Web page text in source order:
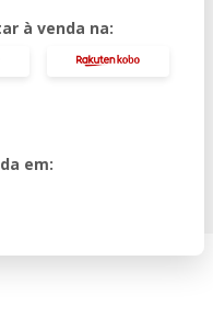
à venda na:
em: